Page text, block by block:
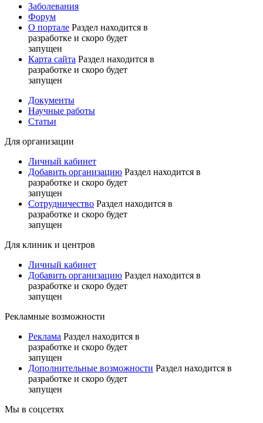
Заболевания
Форум
О портале Раздел находится в
разработке и скоро будет
запущен
Карта сайта Раздел находится в
разработке и скоро будет
запущен
Документы
Научные работы
Статьи
Для организации
Личный кабинет
Добавить организацию Раздел находится в
разработке и скоро будет
запущен
Сотрудничество Раздел находится в
разработке и скоро будет
запущен
Для клиник и центров
Личный кабинет
Добавить организацию Раздел находится в
разработке и скоро будет
запущен
Рекламные возможности
Реклама Раздел находится в
разработке и скоро будет
запущен
Дополнительные возможности Раздел находится в
разработке и скоро будет
запущен
Мы в соцсетях